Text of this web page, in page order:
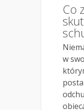
Co
w